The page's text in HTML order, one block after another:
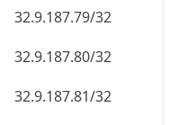
32.9.187.79/32
32.9.187.80/32
32.9.187.81/32